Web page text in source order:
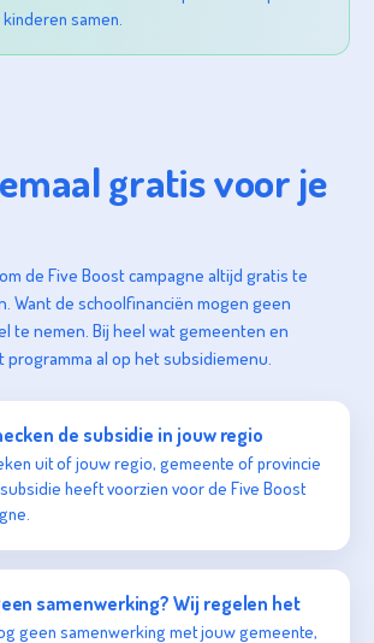
samen.
gratis voor je
de Five Boost campagne altijd gratis te
Want de schoolfinanciën mogen geen
te nemen. Bij heel wat gemeenten en
al op het subsidiemenu.
de subsidie in jouw regio
uit of jouw regio, gemeente of provincie
heeft voorzien voor de Five Boost
samenwerking? Wij regelen het
geen samenwerking met jouw gemeente,